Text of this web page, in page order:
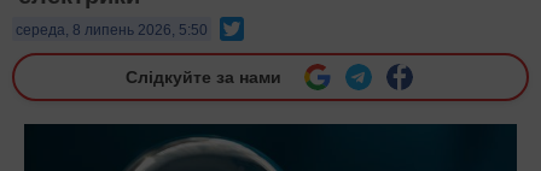
середа, 8 липень 2026, 5:50
Слідкуйте за нами